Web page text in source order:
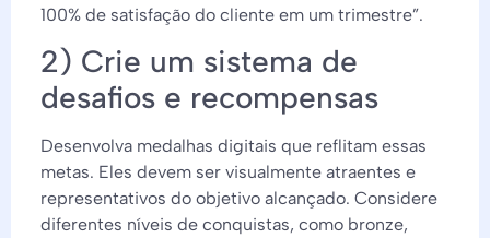
100% de satisfação do cliente em um trimestre”.
2) Crie um sistema de
desafios e recompensas
Desenvolva medalhas digitais que reflitam essas
metas. Eles devem ser visualmente atraentes e
representativos do objetivo alcançado. Considere
diferentes níveis de conquistas, como bronze,